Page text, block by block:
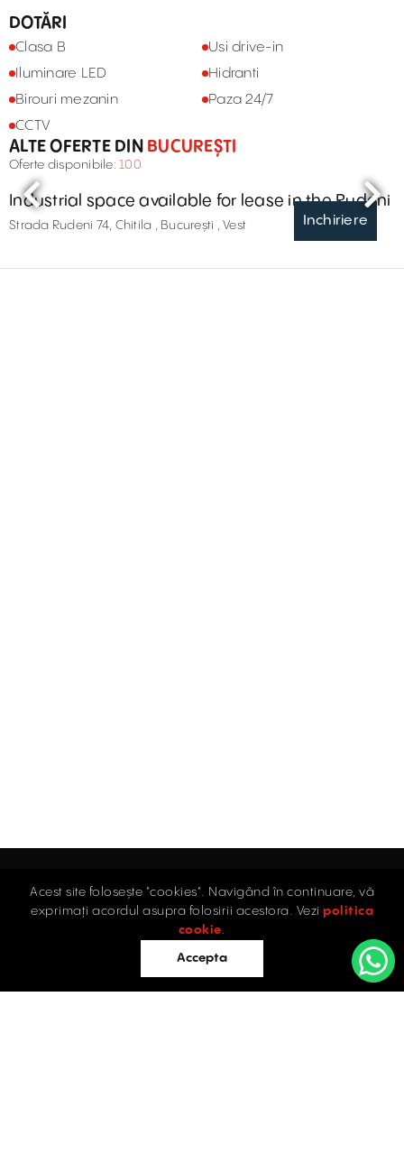
DOTĂRI
Clasa B
Usi drive-in
Iluminare LED
Hidranti
Birouri mezanin
Paza 24/7
CCTV
ALTE OFERTE DINBUCUREȘTI
Oferte disponibile: 100
Inchiriere
Industrial space available for lease in the Rudeni
Strada Rudeni 74, Chitila , București , Vest
Evaluări
Acest site folosește "cookies". Navigând în continuare, vă
exprimați acordul asupra folosirii acestora. Vezi politica
cookie.
Accepta